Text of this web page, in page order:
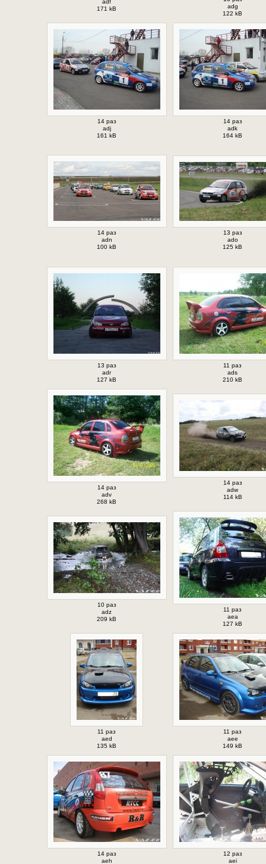
adf
171 kB
adg
122 kB
14 раз
adj
161 kB
14 раз
adk
164 kB
14 раз
adn
100 kB
13 раз
ado
125 kB
13 раз
adr
127 kB
11 раз
ads
210 kB
14 раз
adv
268 kB
14 раз
adw
114 kB
10 раз
adz
209 kB
11 раз
aea
127 kB
11 раз
aed
135 kB
11 раз
aee
149 kB
14 раз
aeh
12 раз
aei